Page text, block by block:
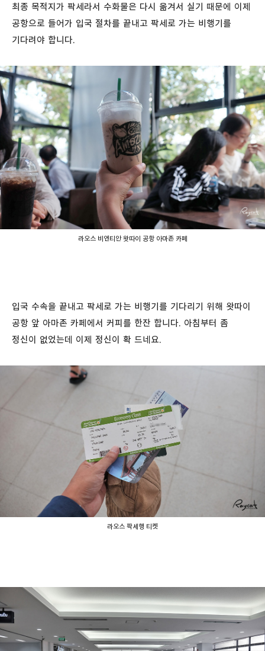
최종 목적지가 팍세라서 수화물은 다시 옮겨서 실기 때문에 이제
공항으로 들어가 입국 절차를 끝내고 팍세로 가는 비행기를
기다려야 합니다.
라오스 비엔티안 왓따이 공항 아마존 카페
입국 수속을 끝내고 팍세로 가는 비행기를 기다리기 위해 왓따이
공항 앞 아마존 카페에서 커피를 한잔 합니다. 아침부터 좀
정신이 없었는데 이제 정신이 확 드네요.
라오스 팍세행 티켓